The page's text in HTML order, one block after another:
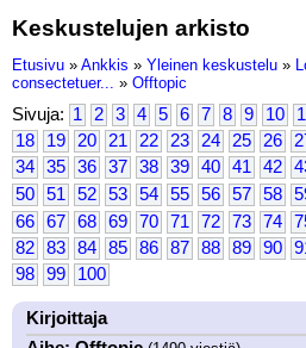
Keskustelujen arkisto
Etusivu » Ankkis » Yleinen keskustelu »
consectetuer... » Offtopic
Sivuja: 1 2 3 4 5 6 7 8 9 10
18
19 20 21 22 23 24 25 26
34
35 36 37 38 39 40 41 42
50
51 52 53 54 55 56 57 58
66
67 68 69 70 71 72 73 74
82
83 84 85 86 87 88 89 90
98
99 100
Kirjoittaja